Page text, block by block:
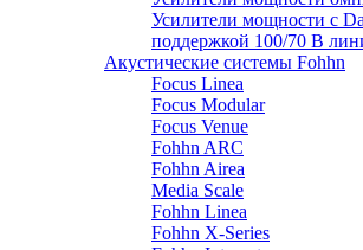
Усилители мощности с
поддержкой 100/70 В
Акустические системы Fohhn
Focus Linea
Focus Modular
Focus Venue
Fohhn ARC
Fohhn Airea
Media Scale
Fohhn Linea
Fohhn X-Series